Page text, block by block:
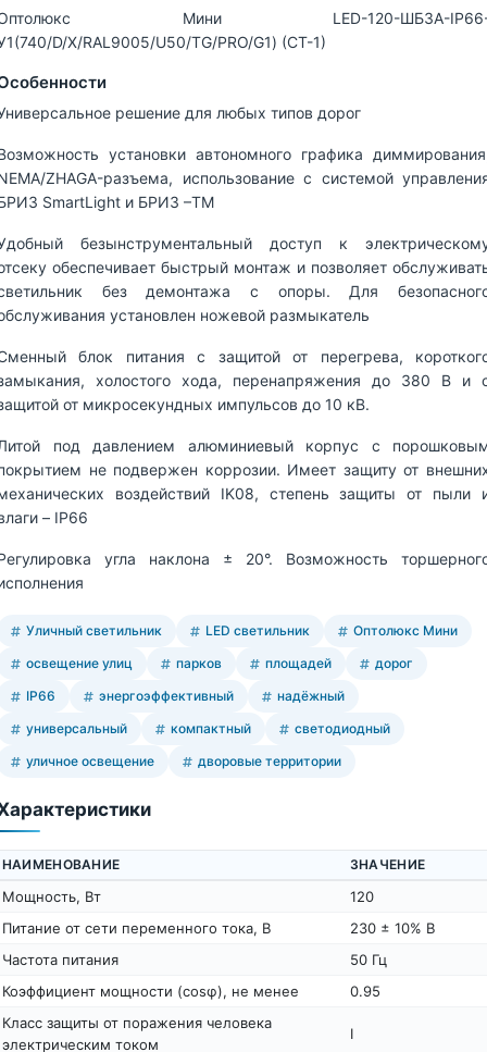
Мини LED-120-ШБ3А-
D/X/RAL9005/U50/TG/PRO/G1) (СТ-1)
решение для любых типов дорог
установки автономного графика
ZHAGA-разъема, использование с системой
SmartLight и БРИЗ –ТМ
безынструментальный доступ к
обеспечивает быстрый монтаж и позволяет
без демонтажа с опоры. Для
установлен ножевой размыкатель
блок питания с защитой от перегрева,
холостого хода, перенапряжения до 380 В и
от микросекундных импульсов до 10 кВ.
под давлением алюминиевый корпус с
не подвержен коррозии. Имеет защиту от
воздействий IK08, степень защиты от пыли
– IP66
угла наклона ± 20°. Возможность
Уличный светильник LED светильник
Оптолюкс Мини
освещение улиц
парков площадей
дорог
IP66
энергоэффективный
надёжный
универсальный
компактный
светодиодный
уличное освещение
дворовые территории
НАИМЕНОВАНИЕ ЗНАЧЕНИЕ
Мощность, Вт
120
Питание от сети переменного тока, В
230 ± 10% В
Частота питания
50 Гц
Коэффициент мощности (cosφ), не менее
0.95
Класс защиты от поражения человека
электрическим током
I